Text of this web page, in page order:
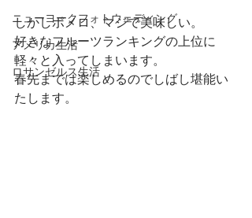
ニューヨークフォトウェディング
アメリカ生活
ロサンゼルス生活
しかしポメロ、マジで美味しい。
好きなフルーツランキングの上位に
軽々と入ってしまいます。
春先までは楽しめるのでしばし堪能い
たします。